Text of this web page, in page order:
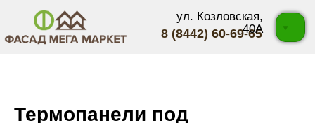
8 (8442) 60-69-65
ул. Козловская,
40А
Термопанели под